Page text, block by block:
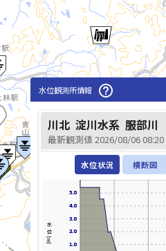
木津川(きづがわ)
水位観測所情報 help_outline
川北 淀川水系 服部川
最新観測値 2026/08/06 08:20
水位状況 横断図
1.0
2.0
3.0
4.0
5.0
水位[m]
1.0
2.0
3.0
4.0
5.0